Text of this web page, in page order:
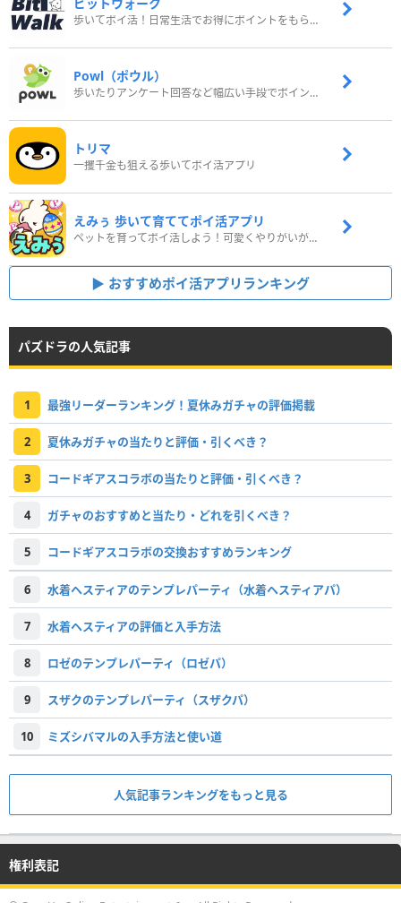
ビットウォーク
歩いてポイ活！日常生活でお得にポイントをもらおう
Powl（ポウル）
歩いたりアンケート回答など幅広い手段でポイントをゲット
トリマ
一攫千金も狙える歩いてポイ活アプリ
えみぅ 歩いて育ててポイ活アプリ
ペットを育ってポイ活しよう！可愛くやりがいがある新感覚アプリ
おすすめポイ活アプリランキング
パズドラの人気記事
1 最強リーダーランキング！夏休みガチャの評価掲載
2 夏休みガチャの当たりと評価・引くべき？
3 コードギアスコラボの当たりと評価・引くべき？
4 ガチャのおすすめと当たり・どれを引くべき？
5 コードギアスコラボの交換おすすめランキング
6 水着ヘスティアのテンプレパーティ（水着ヘスティアパ）
7 水着ヘスティアの評価と入手方法
8 ロゼのテンプレパーティ（ロゼパ）
9 スザクのテンプレパーティ（スザクパ）
10 ミズシバマルの入手方法と使い道
人気記事ランキングをもっと見る
権利表記